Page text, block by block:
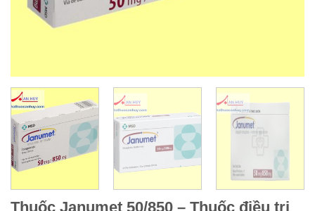
Thuốc Janumet 50/850 – Thuốc điều trị